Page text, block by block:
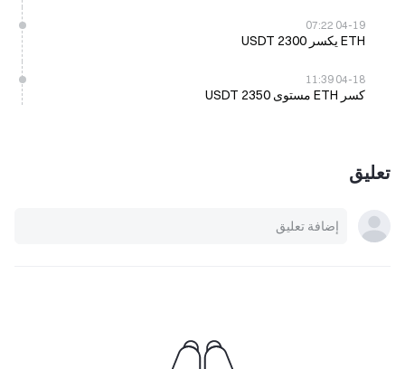
04-19 07:22
ETH يكسر 2300 USDT
04-18 11:39
كسر ETH مستوى 2350 USDT
تعليق